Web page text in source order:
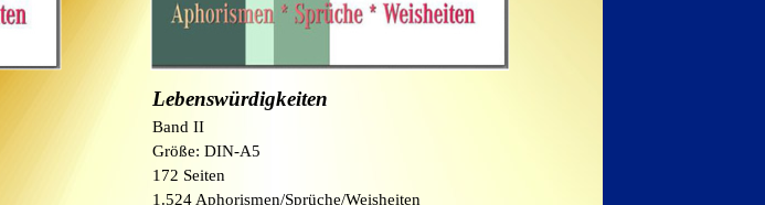
Lebenswürdigkeiten
Band II
Größe: DIN-A5
172 Seiten
1.524 Aphorismen/Sprüche/Weisheiten